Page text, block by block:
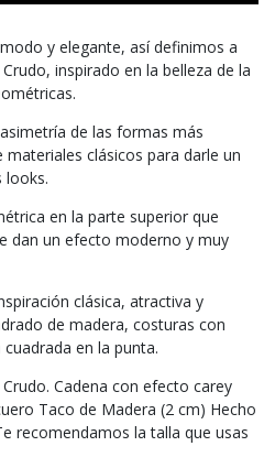
y elegante, así definimos a
inspirado en la belleza de la
de las formas más
clásicos para darle un
looks.
en la parte superior que
dan un efecto moderno y muy
clásica, atractiva y
de madera, costuras con
en la punta.
Cadena con efecto carey
Taco de Madera (2 cm) Hecho
recomendamos la talla que usas